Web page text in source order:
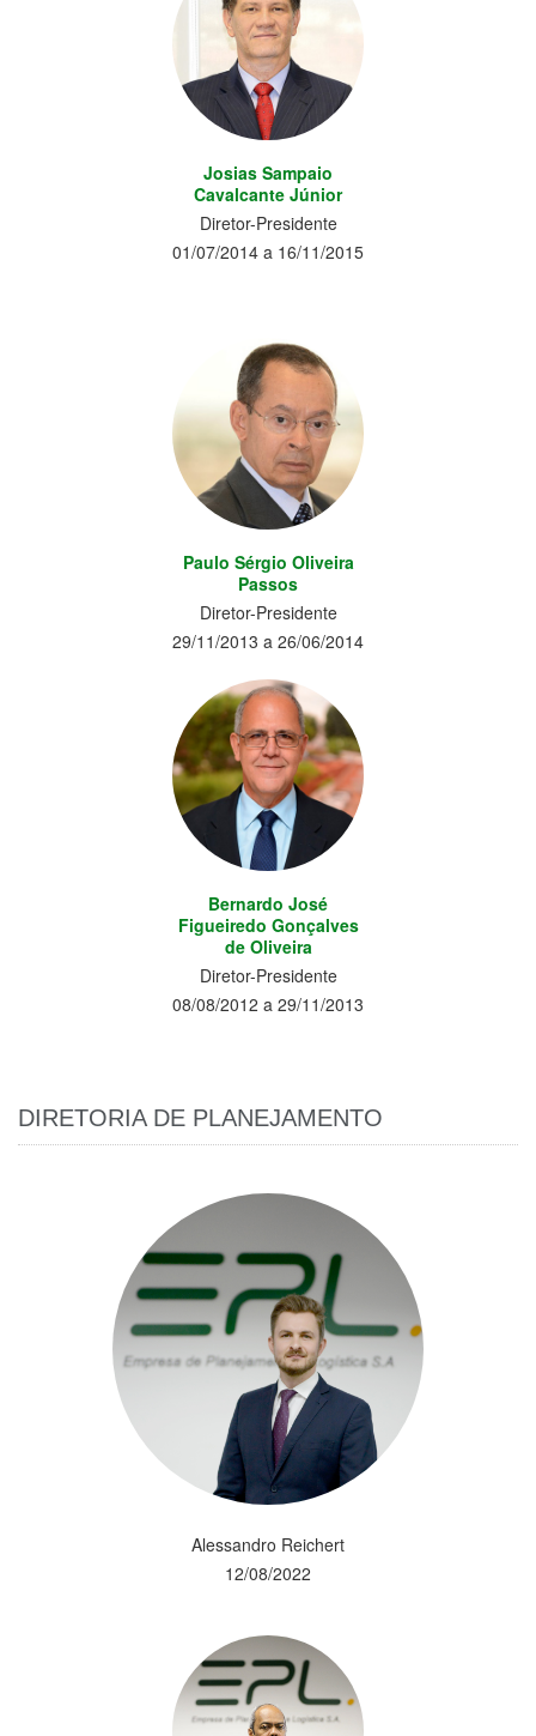
Josias Sampaio
Cavalcante Júnior
Diretor-Presidente
01/07/2014 a 16/11/2015
Paulo Sérgio Oliveira
Passos
Diretor-Presidente
29/11/2013 a 26/06/2014
Bernardo José
Figueiredo Gonçalves
de Oliveira
Diretor-Presidente
08/08/2012 a 29/11/2013
DIRETORIA DE PLANEJAMENTO
Alessandro Reichert
12/08/2022